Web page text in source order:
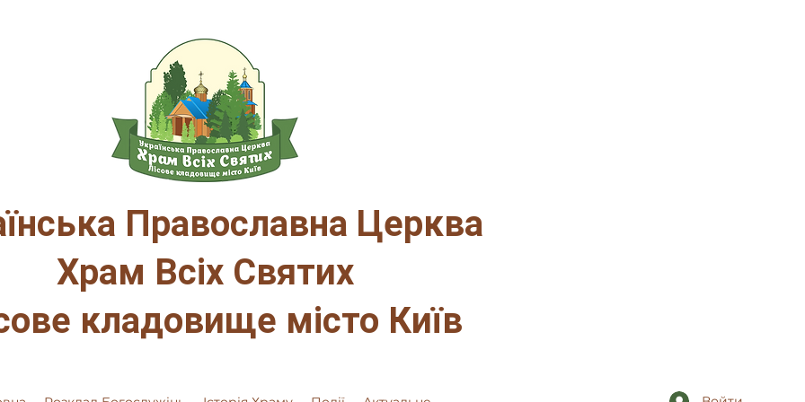
Православна Церква
Храм Всіх Святих
кладовище місто Київ